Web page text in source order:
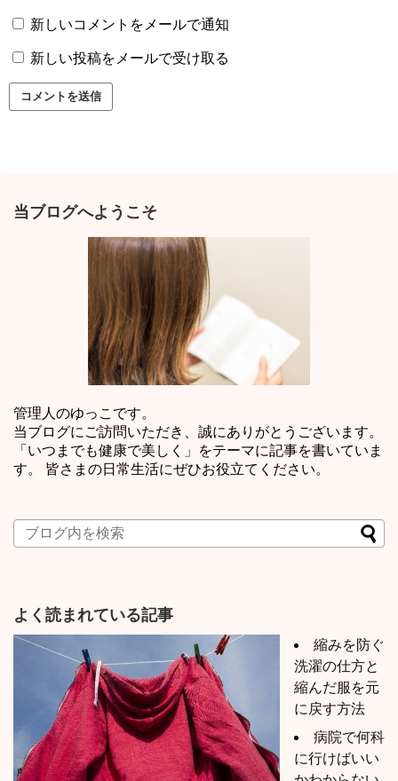
新しいコメントをメールで通知
新しい投稿をメールで受け取る
当ブログへようこそ
管理人のゆっこです。
当ブログにご訪問いただき、誠にありがとうございます。
「いつまでも健康で美しく」をテーマに記事を書いていま
す。 皆さまの日常生活にぜひお役立てください。
よく読まれている記事
縮みを防ぐ
洗濯の仕方と
縮んだ服を元
に戻す方法
病院で何科
に行けばいい